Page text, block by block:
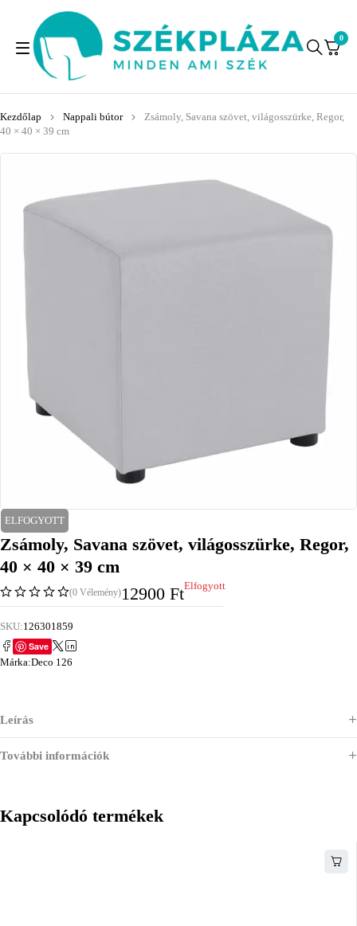
0
Kezdőlap Nappali bútor
Zsámoly, Savana szövet, világosszürke, Regor,
40 × 40 × 39 cm
ELFOGYOTT
Zsámoly, Savana szövet, világosszürke, Regor,
40 × 40 × 39 cm
(0 Vélemény)12900 FtElfogyott
SKU:126301859
Save
Márka:Deco 126
Leírás
További információk
Kapcsolódó termékek